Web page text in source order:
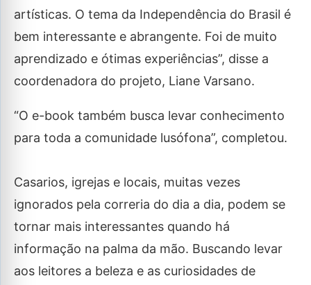
artísticas. O tema da Independência do Brasil é
bem interessante e abrangente. Foi de muito
aprendizado e ótimas experiências”, disse a
coordenadora do projeto, Liane Varsano.
“O e-book também busca levar conhecimento
para toda a comunidade lusófona”, completou.
Casarios, igrejas e locais, muitas vezes
ignorados pela correria do dia a dia, podem se
tornar mais interessantes quando há
informação na palma da mão. Buscando levar
aos leitores a beleza e as curiosidades de